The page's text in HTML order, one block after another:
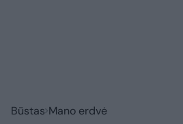
Būstas Mano erdvė